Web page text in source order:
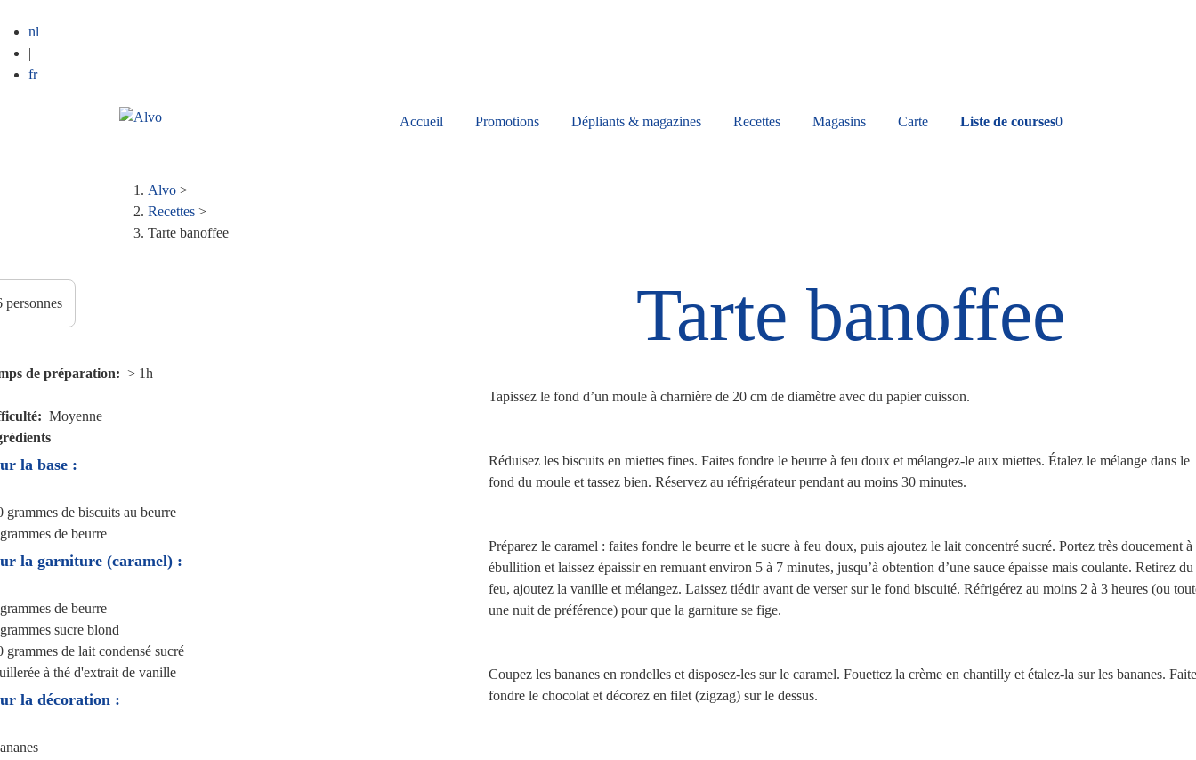
nl
|
fr
Accueil Promotions Dépliants & magazines Recettes Magasins Carte Liste de courses0
Fil
Alvo >
Recettes >
Tarte banoffee
de préparation > 1h
Moyenne
la base :
grammes de biscuits au beurre
de beurre
la garniture (caramel) :
de beurre
sucre blond
grammes de lait condensé sucré
à thé d'extrait de vanille
la décoration :
Tarte banoffee
Tapissez le fond d’un moule à charnière de 20 cm de diamètre avec du papier cuisson.
Réduisez les biscuits en miettes fines. Faites fondre le beurre à feu doux et mélangez-le aux miettes. Étalez le mélange dans le
fond du moule et tassez bien. Réservez au réfrigérateur pendant au moins 30 minutes.
Préparez le caramel : faites fondre le beurre et le sucre à feu doux, puis ajoutez le lait concentré sucré. Portez très doucement à
ébullition et laissez épaissir en remuant environ 5 à 7 minutes, jusqu’à obtention d’une sauce épaisse mais coulante. Retirez du
feu, ajoutez la vanille et mélangez. Laissez tiédir avant de verser sur le fond biscuité. Réfrigérez au moins 2 à 3 heures (ou
une nuit de préférence) pour que la garniture se fige.
Coupez les bananes en rondelles et disposez-les sur le caramel. Fouettez la crème en chantilly et étalez-la sur les bananes.
fondre le chocolat et décorez en filet (zigzag) sur le dessus.